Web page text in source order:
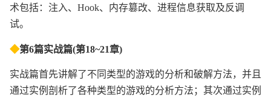
术包括：注入、Hook、内存篡改、进程信息获取及反调
试。
◆第6篇实战篇(第18~21章)
实战篇首先讲解了不同类型的游戏的分析和破解方法，并且
通过实例剖析了各种类型的游戏的分析方法；其次通过实例